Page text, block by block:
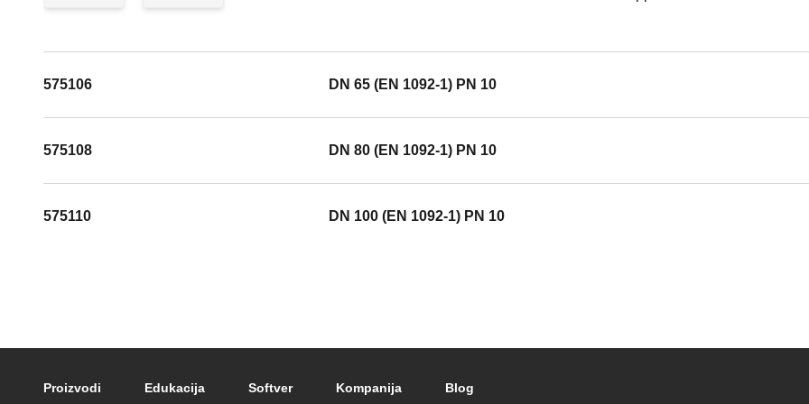
575106 DN 65 (EN 1092-1) PN 10
575108 DN 80 (EN 1092-1) PN 10
575110 DN 100 (EN 1092-1) PN 10
Footer main navigation
Proizvodi Edukacija Softver Kompanija Blog